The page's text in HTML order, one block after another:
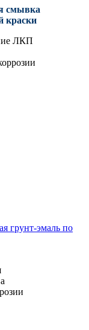
смывка
краски
ЛКП
грунт-эмаль по